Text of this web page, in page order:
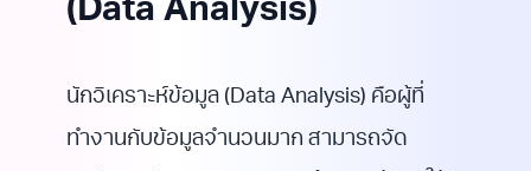
(Data Analysis)
นักวิเคราะห์ข้อมูล (Data Analysis) คือผู้ที่
ทำงานกับข้อมูลจำนวนมาก สามารถจัด